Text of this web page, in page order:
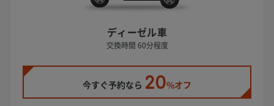
ディーゼル車
交換時間 60分程度
今すぐ予約なら 20%オフ